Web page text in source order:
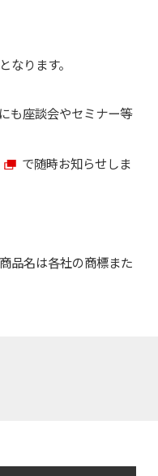
なります。
も座談会やセミナー等
で随時お知らせしま
品名は各社の商標また